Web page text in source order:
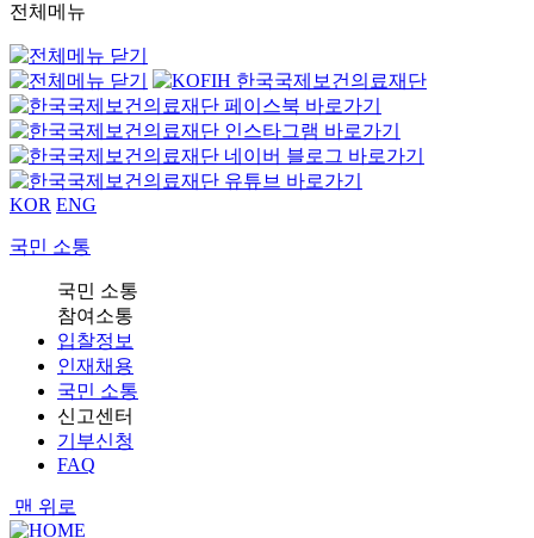
전체메뉴
KOR ENG
국민 소통
국민 소통
참여소통
입찰정보
인재채용
국민 소통
신고센터
기부신청
FAQ
맨 위로